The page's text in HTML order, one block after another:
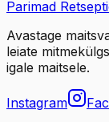
Parimad
Avastage
leiate
igale maitsele.
Instagram